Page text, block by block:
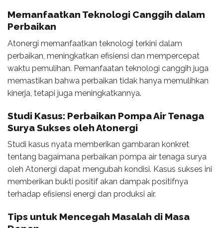
Memanfaatkan Teknologi Canggih dalam
Perbaikan
Atonergi memanfaatkan teknologi terkini dalam
perbaikan, meningkatkan efisiensi dan mempercepat
waktu pemulihan. Pemanfaatan teknologi canggih juga
memastikan bahwa perbaikan tidak hanya memulihkan
kinerja, tetapi juga meningkatkannya.
Studi Kasus: Perbaikan Pompa Air Tenaga
Surya Sukses oleh Atonergi
Studi kasus nyata memberikan gambaran konkret
tentang bagaimana perbaikan pompa air tenaga surya
oleh Atonergi dapat mengubah kondisi. Kasus sukses ini
memberikan bukti positif akan dampak positifnya
terhadap efisiensi energi dan produksi air.
Tips untuk Mencegah Masalah di Masa